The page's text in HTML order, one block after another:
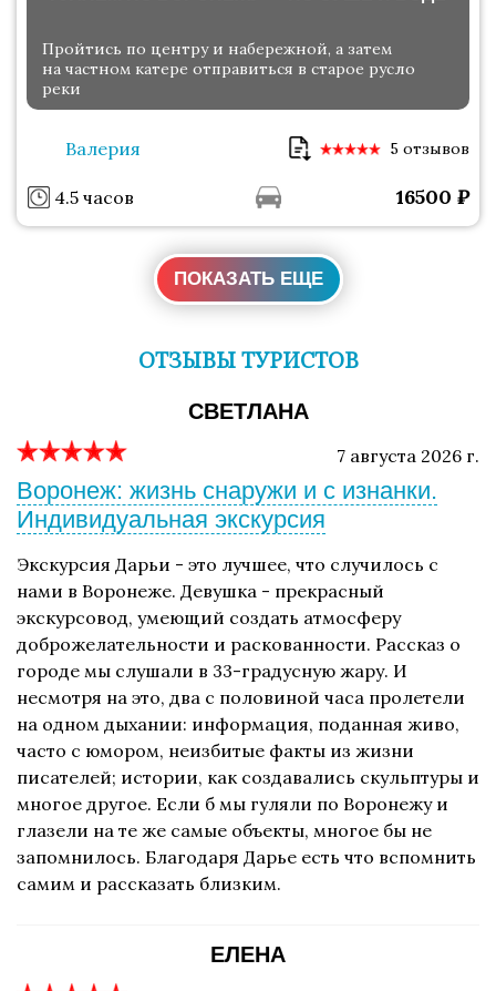
Пройтись по центру и набережной, а затем
на частном катере отправиться в старое русло
реки
Валерия 5 отзывов
4.5 часов 16500 ₽
ПОКАЗАТЬ ЕЩЕ
ОТЗЫВЫ ТУРИСТОВ
СВЕТЛАНА
7 августа 2026 г.
Воронеж: жизнь снаружи и с изнанки.
Индивидуальная экскурсия
Экскурсия Дарьи - это лучшее, что случилось с
нами в Воронеже. Девушка - прекрасный
экскурсовод, умеющий создать атмосферу
доброжелательности и раскованности. Рассказ о
городе мы слушали в 33-градусную жару. И
несмотря на это, два с половиной часа пролетели
на одном дыхании: информация, поданная живо,
часто с юмором, неизбитые факты из жизни
писателей; истории, как создавались скульптуры и
многое другое. Если б мы гуляли по Воронежу и
глазели на те же самые объекты, многое бы не
запомнилось. Благодаря Дарье есть что вспомнить
самим и рассказать близким.
ЕЛЕНА